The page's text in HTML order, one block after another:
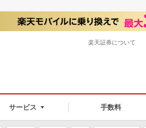
サービス 手数料
楽天証券について